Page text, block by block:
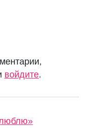
войдите.